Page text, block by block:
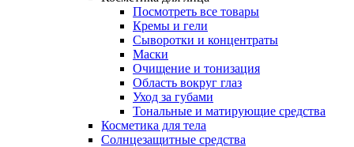
Посмотреть все товары
Кремы и гели
Сыворотки и концентраты
Маски
Очищение и тонизация
Область вокруг глаз
Уход за губами
Тональные и матирующие средства
Косметика для тела
Солнцезащитные средства